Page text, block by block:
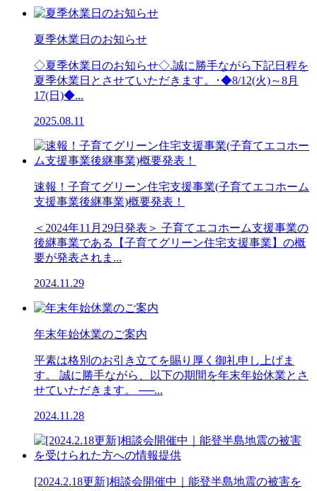
夏季休業日のお知らせ
◇夏季休業日のお知らせ◇.誠に勝手ながら下記日程を
夏季休業日とさせていただきます。･◆8/12(火)～8月
17(日)◆...
2025.08.11
速報！子育てグリーン住宅支援事業(子育てエコホーム
支援事業後継事業)概要発表！
＜2024年11月29日発表＞ 子育てエコホーム支援事業の
後継事業である【子育てグリーン住宅支援事業】の概
要が発表されま...
2024.11.29
年末年始休業のご案内
平素は格別のお引き立てを賜り厚く御礼申し上げま
す。 誠に勝手ながら、以下の期間を年末年始休業とさ
せていただきます。 ──...
2024.11.28
[2024.2.18更新]相談会開催中｜能登半島地震の被害を